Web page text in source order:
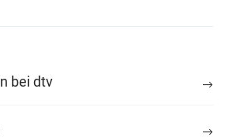
bei dtv